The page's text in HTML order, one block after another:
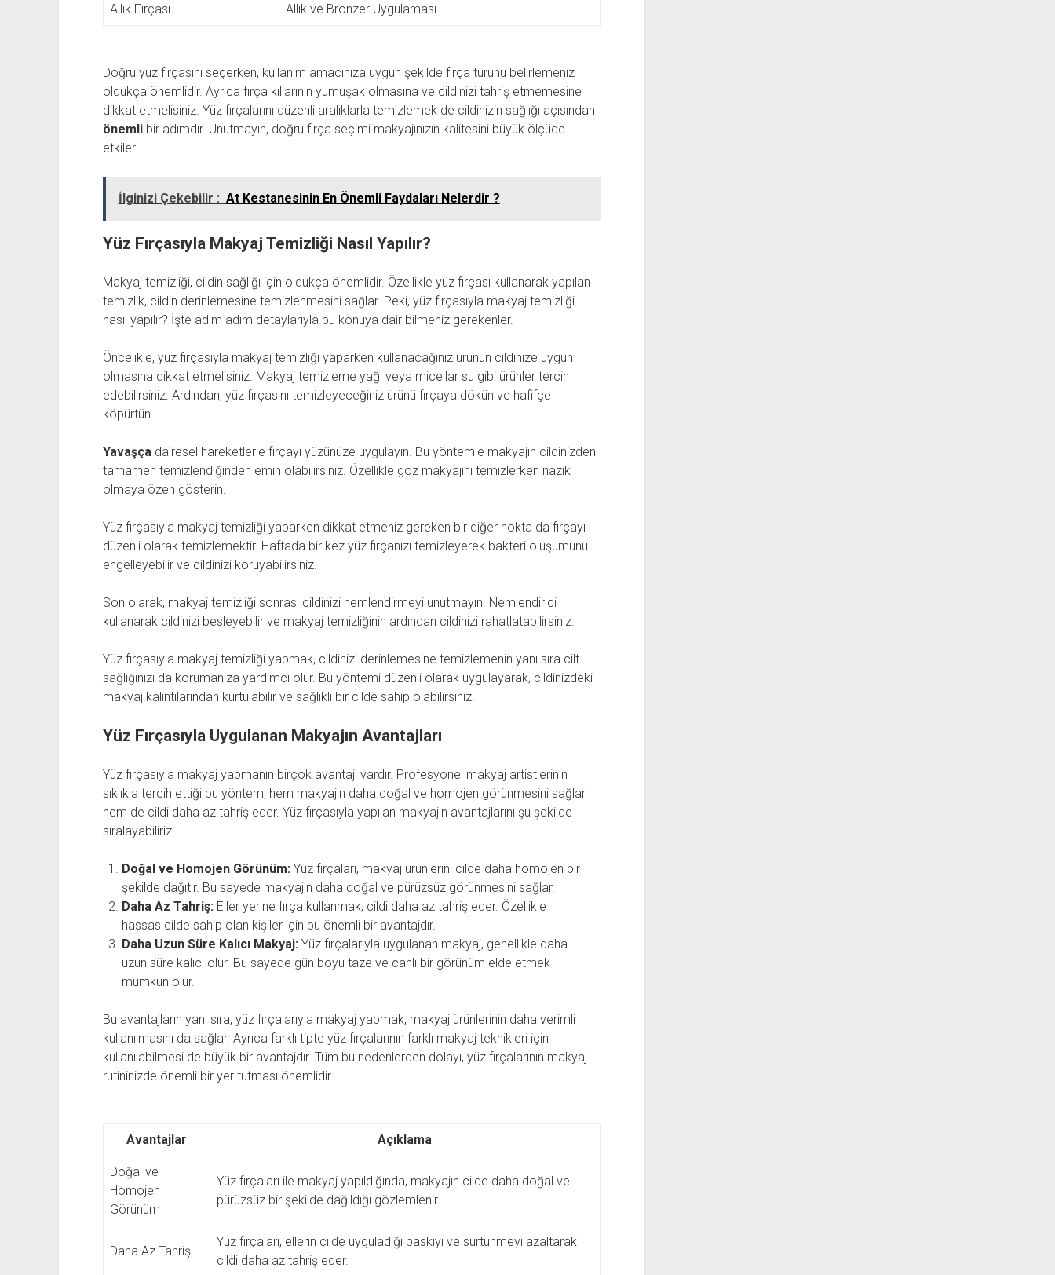
Allık Fırçası Allık ve Bronzer Uygulaması
Doğru yüz fırçasını seçerken, kullanım amacınıza uygun şekilde fırça türünü belirlemeniz
oldukça önemlidir. Ayrıca fırça kıllarının yumuşak olmasına ve cildinizi tahriş etmemesine
dikkat etmelisiniz. Yüz fırçalarını düzenli aralıklarla temizlemek de cildinizin sağlığı açısından
önemlibir adımdır. Unutmayın, doğru fırça seçimi makyajınızın kalitesini büyük ölçüde
etkiler.
İlginizi Çekebilir : At Kestanesinin En Önemli Faydaları Nelerdir ?
Yüz Fırçasıyla Makyaj Temizliği Nasıl Yapılır?
Makyaj temizliği, cildin sağlığı için oldukça önemlidir. Özellikle yüz fırçası kullanarak yapılan
temizlik, cildin derinlemesine temizlenmesini sağlar. Peki, yüz fırçasıyla makyaj temizliği
nasıl yapılır? İşte adım adım detaylarıyla bu konuya dair bilmeniz gerekenler.
Öncelikle, yüz fırçasıyla makyaj temizliği yaparken kullanacağınız ürünün cildinize uygun
olmasına dikkat etmelisiniz. Makyaj temizleme yağı veya micellar su gibi ürünler tercih
edebilirsiniz. Ardından, yüz fırçasını temizleyeceğiniz ürünü fırçaya dökün ve hafifçe
köpürtün.
Yavaşça dairesel hareketlerle fırçayı yüzünüze uygulayın. Bu yöntemle makyajın cildinizden
tamamen temizlendiğinden emin olabilirsiniz. Özellikle göz makyajını temizlerken nazik
olmaya özen gösterin.
Yüz fırçasıyla makyaj temizliği yaparken dikkat etmeniz gereken bir diğer nokta da fırçayı
düzenli olarak temizlemektir. Haftada bir kez yüz fırçanızı temizleyerek bakteri oluşumunu
engelleyebilir ve cildinizi koruyabilirsiniz.
Son olarak, makyaj temizliği sonrası cildinizi nemlendirmeyi unutmayın. Nemlendirici
kullanarak cildinizi besleyebilir ve makyaj temizliğinin ardından cildinizi rahatlatabilirsiniz.
Yüz fırçasıyla makyaj temizliği yapmak, cildinizi derinlemesine temizlemenin yanı sıra cilt
sağlığınızı da korumanıza yardımcı olur. Bu yöntemi düzenli olarak uygulayarak, cildinizdeki
makyaj kalıntılarından kurtulabilir ve sağlıklı bir cilde sahip olabilirsiniz.
Yüz Fırçasıyla Uygulanan Makyajın Avantajları
Yüz fırçasıyla makyaj yapmanın birçok avantajı vardır. Profesyonel makyaj artistlerinin
sıklıkla tercih ettiği bu yöntem, hem makyajın daha doğal ve homojen görünmesini sağlar
hem de cildi daha az tahriş eder. Yüz fırçasıyla yapılan makyajın avantajlarını şu şekilde
sıralayabiliriz:
Doğal ve Homojen Görünüm: Yüz fırçaları, makyaj ürünlerini cilde daha homojen bir
şekilde dağıtır. Bu sayede makyajın daha doğal ve pürüzsüz görünmesini sağlar.
Daha Az Tahriş: Eller yerine fırça kullanmak, cildi daha az tahriş eder. Özellikle
hassas cilde sahip olan kişiler için bu önemli bir avantajdır.
Daha Uzun Süre Kalıcı Makyaj: Yüz fırçalarıyla uygulanan makyaj, genellikle daha
uzun süre kalıcı olur. Bu sayede gün boyu taze ve canlı bir görünüm elde etmek
mümkün olur.
Bu avantajların yanı sıra, yüz fırçalarıyla makyaj yapmak, makyaj ürünlerinin daha verimli
kullanılmasını da sağlar. Ayrıca farklı tipte yüz fırçalarının farklı makyaj teknikleri için
kullanılabilmesi de büyük bir avantajdır. Tüm bu nedenlerden dolayı, yüz fırçalarının makyaj
rutininizde önemli bir yer tutması önemlidir.
Avantajlar Açıklama
Doğal ve
Homojen
Görünüm
Yüz fırçaları ile makyaj yapıldığında, makyajın cilde daha doğal ve
pürüzsüz bir şekilde dağıldığı gözlemlenir.
Daha Az Tahriş
Yüz fırçaları, ellerin cilde uyguladığı baskıyı ve sürtünmeyi azaltarak
cildi daha az tahriş eder.